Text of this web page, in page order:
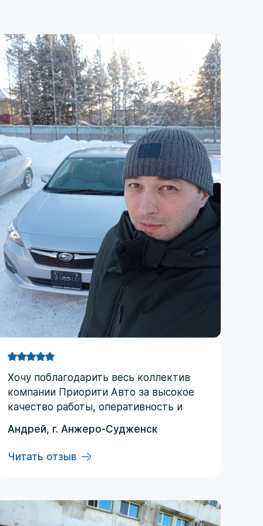
Хочу поблагодарить весь коллектив
компании Приорити Авто за высокое
качество работы, оперативность и
поддержку. С момента заключения
договора и до получения автомобиля
это профессионалы своего дела
Андрей, г. Анжеро-Судженск
Читать отзыв